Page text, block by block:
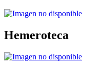
Hemeroteca